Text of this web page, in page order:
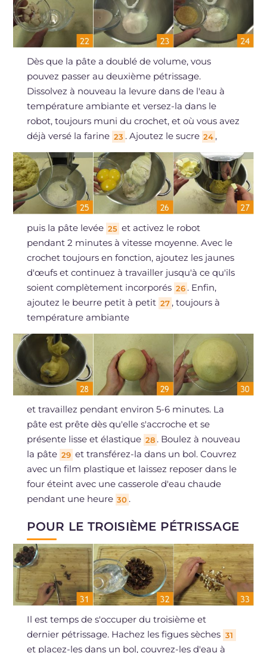
Dès que la pâte a doublé de volume, vous
pouvez passer au deuxième pétrissage.
Dissolvez à nouveau la levure dans de l'eau à
température ambiante et versez-la dans le
robot, toujours muni du crochet, et où vous avez
déjà versé la farine 23 . Ajoutez le sucre 24 ,
puis la pâte levée 25 et activez le robot
pendant 2 minutes à vitesse moyenne. Avec le
crochet toujours en fonction, ajoutez les jaunes
d'œufs et continuez à travailler jusqu'à ce qu'ils
soient complètement incorporés 26 . Enfin,
ajoutez le beurre petit à petit 27 , toujours à
température ambiante
et travaillez pendant environ 5-6 minutes. La
pâte est prête dès qu'elle s'accroche et se
présente lisse et élastique 28 . Boulez à nouveau
la pâte 29 et transférez-la dans un bol. Couvrez
avec un film plastique et laissez reposer dans le
four éteint avec une casserole d'eau chaude
pendant une heure 30 .
POUR LE TROISIÈME PÉTRISSAGE
Il est temps de s'occuper du troisième et
dernier pétrissage. Hachez les figues sèches 31
et placez-les dans un bol, couvrez-les d'eau à